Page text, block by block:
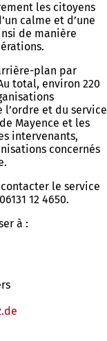
les citoyens
calme et d’une
de manière
plan par
total, environ 220
et du service
Mayence et les
intervenants,
concernés
le service
12 4650.
à :
de